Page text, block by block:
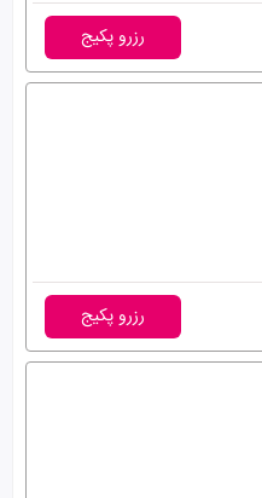
رزرو پکیج
رزرو پکیج